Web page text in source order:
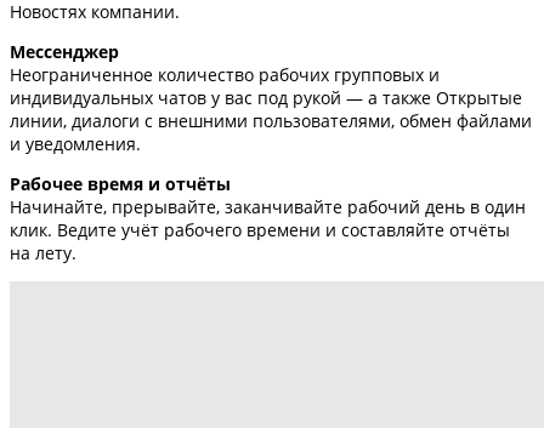
Новостях компании.
Мессенджер
Неограниченное количество рабочих групповых и
индивидуальных чатов у вас под рукой — а также Открытые
линии, диалоги с внешними пользователями, обмен файлами
и уведомления.
Рабочее время и отчёты
Начинайте, прерывайте, заканчивайте рабочий день в один
клик. Ведите учёт рабочего времени и составляйте отчёты
на лету.